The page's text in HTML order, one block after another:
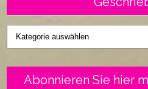
Geschriebenes
Abonnieren Sie hier